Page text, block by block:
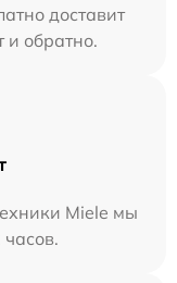
доставит
и обратно.
Miele мы